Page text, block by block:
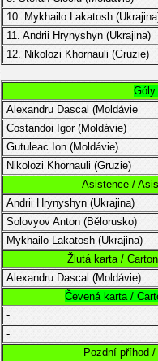
10. Mykhailo Lakatosh
11. Andrii Hrynyshyn (Ukrajina)
12. Nikolozi Khornauli (Gruzie)
Alexandru Dascal (Moldávie
Costandoi Igor (Moldávie)
Gutuleac Ion (Moldávie)
Nikolozi Khornauli (Gruzie)
Asistence /
Andrii Hrynyshyn (Ukrajina)
Solovyov Anton (Bělorusko)
Mykhailo Lakatosh (Ukrajina)
Žlutá karta /
Alexandru Dascal (Moldávie)
Čevená karta /
-
-
Pozdní příhod